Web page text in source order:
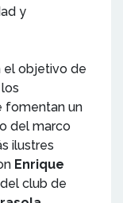
y
el objetivo de
fomentan un
del marco
ilustres
Enrique
club de